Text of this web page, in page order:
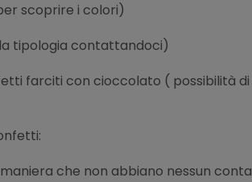
scoprire i colori)
tipologia contattandoci)
farciti con cioccolato (
che non abbiano nessun